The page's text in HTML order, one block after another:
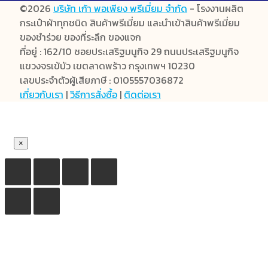
©2026 บริษัท เก้า พอเพียง พรีเมี่ยม จำกัด - โรงงานผลิต
กระเป๋าผ้าทุกชนิด สินค้าพรีเมี่ยม และนำเข้าสินค้าพรีเมี่ยม
ของชำร่วย ของที่ระลึก ของแจก
ที่อยู่ : 162/10 ซอยประเสริฐมนูกิจ 29 ถนนประเสริฐมนูกิจ
แขวงจรเข้บัว เขตลาดพร้าว กรุงเทพฯ 10230
เลขประจำตัวผู้เสียภาษี : 0105557036872
เกี่ยวกับเรา |วิธีการสั่งซื้อ | ติดต่อเรา
×